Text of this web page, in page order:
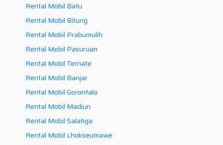
Rental Mobil Batu
Rental Mobil Bitung
Rental Mobil Prabumulih
Rental Mobil Pasuruan
Rental Mobil Ternate
Rental Mobil Banjar
Rental Mobil Gorontalo
Rental Mobil Madiun
Rental Mobil Salatiga
Rental Mobil Lhokseumawe